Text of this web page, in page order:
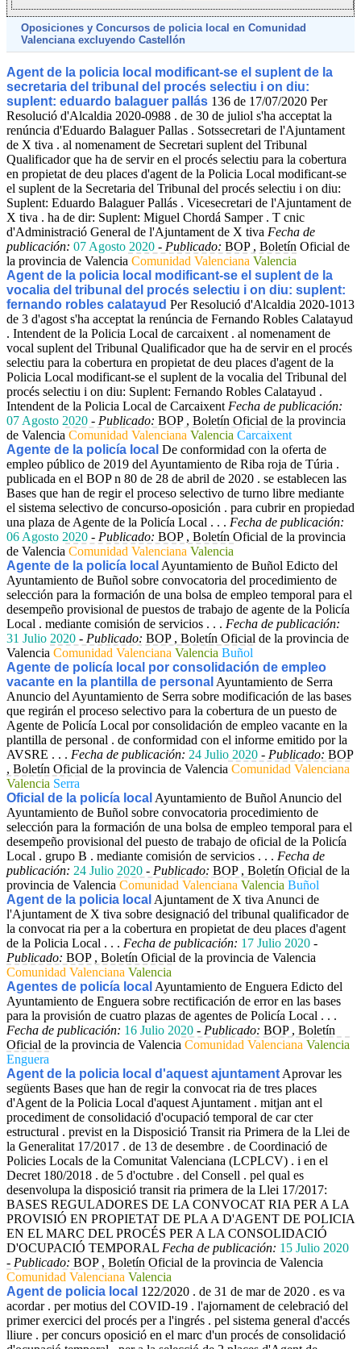
Oposiciones y Concursos de policia local en Comunidad
Valencianaexcluyendo Castellón
Agent de la policia local modificant-se el suplent de la
secretaria del tribunal del procés selectiu i on diu:
suplent: eduardo balaguer pallás 136 de 17/07/2020 Per
Resolució d'Alcaldia 2020-0988 . de 30 de juliol s'ha acceptat la
renúncia d'Eduardo Balaguer Pallas . Sotssecretari de l'Ajuntament
de X tiva . al nomenament de Secretari suplent del Tribunal
Qualificador que ha de servir en el procés selectiu para la cobertura
en propietat de deu places d'agent de la Policia Local modificant-se
el suplent de la Secretaria del Tribunal del procés selectiu i on diu:
Suplent: Eduardo Balaguer Pallás . Vicesecretari de l'Ajuntament de
X tiva . ha de dir: Suplent: Miguel Chordá Samper . T cnic
d'Administració General de l'Ajuntament de X tiva Fecha de
publicación: 07 Agosto 2020 - Publicado: BOP , Boletín Oficial de
la provincia de Valencia Comunidad Valenciana Valencia
Agent de la policia local modificant-se el suplent de la
vocalia del tribunal del procés selectiu i on diu: suplent:
fernando robles calatayud Per Resolució d'Alcaldia 2020-1013
de 3 d'agost s'ha acceptat la renúncia de Fernando Robles Calatayud
. Intendent de la Policia Local de carcaixent . al nomenament de
vocal suplent del Tribunal Qualificador que ha de servir en el procés
selectiu para la cobertura en propietat de deu places d'agent de la
Policia Local modificant-se el suplent de la vocalia del Tribunal del
procés selectiu i on diu: Suplent: Fernando Robles Calatayud .
Intendent de la Policia Local de Carcaixent Fecha de publicación:
07 Agosto 2020 - Publicado: BOP , Boletín Oficial de la provincia
de Valencia Comunidad Valenciana Valencia Carcaixent
Agente de la policía local De conformidad con la oferta de
empleo público de 2019 del Ayuntamiento de Riba roja de Túria .
publicada en el BOP n 80 de 28 de abril de 2020 . se establecen las
Bases que han de regir el proceso selectivo de turno libre mediante
el sistema selectivo de concurso-oposición . para cubrir en propiedad
una plaza de Agente de la Policía Local . . . Fecha de publicación:
06 Agosto 2020 - Publicado: BOP , Boletín Oficial de la provincia
de Valencia Comunidad Valenciana Valencia
Agente de la policía local Ayuntamiento de Buñol Edicto del
Ayuntamiento de Buñol sobre convocatoria del procedimiento de
selección para la formación de una bolsa de empleo temporal para el
desempeño provisional de puestos de trabajo de agente de la Policía
Local . mediante comisión de servicios . . . Fecha de publicación:
31 Julio 2020 - Publicado: BOP , Boletín Oficial de la provincia de
Valencia Comunidad Valenciana Valencia Buñol
Agente de policía local por consolidación de empleo
vacante en la plantilla de personal Ayuntamiento de Serra
Anuncio del Ayuntamiento de Serra sobre modificación de las bases
que regirán el proceso selectivo para la cobertura de un puesto de
Agente de Policía Local por consolidación de empleo vacante en la
plantilla de personal . de conformidad con el informe emitido por la
AVSRE . . . Fecha de publicación: 24 Julio 2020 - Publicado: BOP
, Boletín Oficial de la provincia de Valencia Comunidad Valenciana
Valencia Serra
Oficial de la policía local Ayuntamiento de Buñol Anuncio del
Ayuntamiento de Buñol sobre convocatoria procedimiento de
selección para la formación de una bolsa de empleo temporal para el
desempeño provisional del puesto de trabajo de oficial de la Policía
Local . grupo B . mediante comisión de servicios . . . Fecha de
publicación: 24 Julio 2020 - Publicado: BOP , Boletín Oficial de la
provincia de Valencia Comunidad Valenciana Valencia Buñol
Agent de la policia local Ajuntament de X tiva Anunci de
l'Ajuntament de X tiva sobre designació del tribunal qualificador de
la convocat ria per a la cobertura en propietat de deu places d'agent
de la Policia Local . . . Fecha de publicación: 17 Julio 2020 -
Publicado: BOP , Boletín Oficial de la provincia de Valencia
Comunidad Valenciana Valencia
Agentes de policía local Ayuntamiento de Enguera Edicto del
Ayuntamiento de Enguera sobre rectificación de error en las bases
para la provisión de cuatro plazas de agentes de Policía Local . . .
Fecha de publicación: 16 Julio 2020 - Publicado: BOP , Boletín
Oficial de la provincia de Valencia Comunidad Valenciana Valencia
Enguera
Agent de la policia local d'aquest ajuntament Aprovar les
següents Bases que han de regir la convocat ria de tres places
d'Agent de la Policia Local d'aquest Ajuntament . mitjan ant el
procediment de consolidació d'ocupació temporal de car cter
estructural . previst en la Disposició Transit ria Primera de la Llei de
la Generalitat 17/2017 . de 13 de desembre . de Coordinació de
Policies Locals de la Comunitat Valenciana (LCPLCV) . i en el
Decret 180/2018 . de 5 d'octubre . del Consell . pel qual es
desenvolupa la disposició transit ria primera de la Llei 17/2017:
BASES REGULADORES DE LA CONVOCAT RIA PER A LA
PROVISIÓ EN PROPIETAT DE PLA A D'AGENT DE POLICIA
EN EL MARC DEL PROCÉS PER A LA CONSOLIDACIÓ
D'OCUPACIÓ TEMPORAL Fecha de publicación: 15 Julio 2020
- Publicado: BOP , Boletín Oficial de la provincia de Valencia
Comunidad Valenciana Valencia
Agent de policia local 122/2020 . de 31 de mar de 2020 . es va
acordar . per motius del COVID-19 . l'ajornament de celebració del
primer exercici del procés per a l'ingrés . pel sistema general d'accés
lliure . per concurs oposició en el marc d'un procés de consolidació